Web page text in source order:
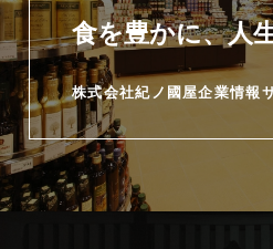
食を豊かに、人
株式会社紀ノ國屋企業情報